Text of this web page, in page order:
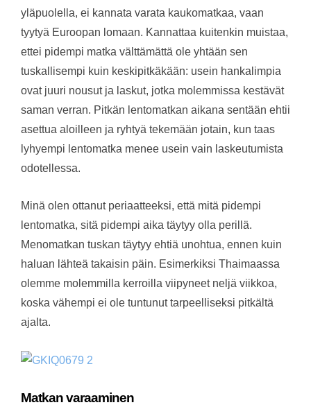
yläpuolella, ei kannata varata kaukomatkaa, vaan
tyytyä Euroopan lomaan. Kannattaa kuitenkin muistaa,
ettei pidempi matka välttämättä ole yhtään sen
tuskallisempi kuin keskipitkäkään: usein hankalimpia
ovat juuri nousut ja laskut, jotka molemmissa kestävät
saman verran. Pitkän lentomatkan aikana sentään ehtii
asettua aloilleen ja ryhtyä tekemään jotain, kun taas
lyhyempi lentomatka menee usein vain laskeutumista
odotellessa.
Minä olen ottanut periaatteeksi, että mitä pidempi
lentomatka, sitä pidempi aika täytyy olla perillä.
Menomatkan tuskan täytyy ehtiä unohtua, ennen kuin
haluan lähteä takaisin päin. Esimerkiksi Thaimaassa
olemme molemmilla kerroilla viipyneet neljä viikkoa,
koska vähempi ei ole tuntunut tarpeelliseksi pitkältä
ajalta.
Matkan varaaminen